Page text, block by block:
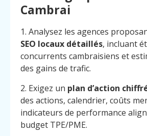
Cambrai
1. Analysez les agences
SEO locaux détaillés, incluant
concurrents cambraisiens et
des gains de trafic.
2. Exigez un plan d’action
des actions, calendrier, coûts
indicateurs de performance
budget TPE/PME.